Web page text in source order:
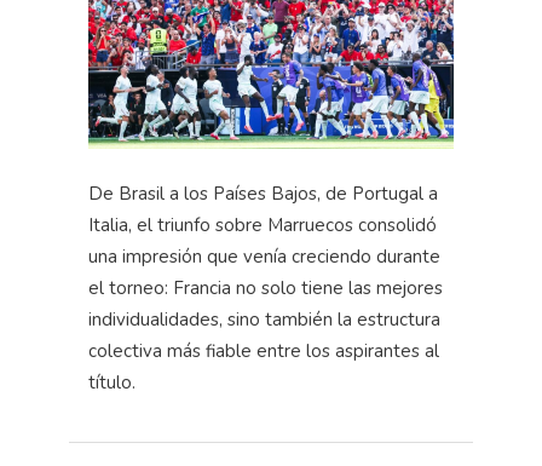
De Brasil a los Países Bajos, de Portugal a
Italia, el triunfo sobre Marruecos consolidó
una impresión que venía creciendo durante
el torneo: Francia no solo tiene las mejores
individualidades, sino también la estructura
colectiva más fiable entre los aspirantes al
título.